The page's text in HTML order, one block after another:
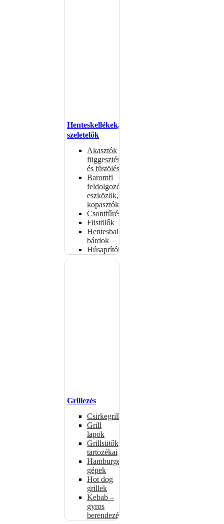
Henteskellékek,
szeletelők
Akasztók
függesztéshez
és füstöléshez
Baromfi
feldolgozó
eszközök,
kopasztók
Csontfűrészek
Füstölők
Hentesbalták,
bárdok
Húsaprítók
Grillezés
Csirkegrillek
Grill
lapok
Grillsütők
tartozékai
Hamburgerformázó
gépek
Hot dog
grillek
Kebab –
gyros
berendezés